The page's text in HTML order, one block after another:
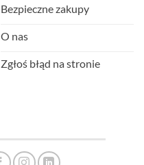
Bezpieczne zakupy
O nas
Zgłoś błąd na stronie